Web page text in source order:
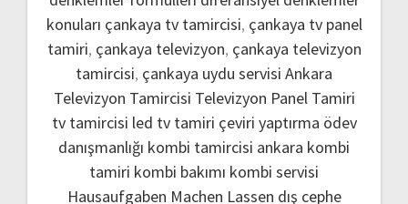
konuları çankaya tv tamircisi, çankaya tv panel
tamiri, çankaya televizyon, çankaya televizyon
tamircisi, çankaya uydu servisi Ankara
Televizyon Tamircisi Televizyon Panel Tamiri
tv tamircisi led tv tamiri çeviri yaptırma ödev
danışmanlığı kombi tamircisi ankara kombi
tamiri kombi bakımı kombi servisi
Hausaufgaben Machen Lassen dış cephe